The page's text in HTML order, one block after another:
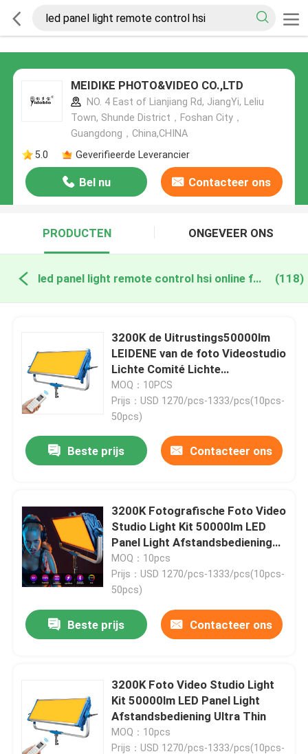
MEIDIKE PHOTO&VIDEO CO.,LTD
NO. 4 East of Lianjiang Rd, JiangYi, Leliu
Town, Shunde District，Foshan City，
Guangdong，China,CHINA
5.0
Geverifieerde Leverancier
Bel nu Contacteer ons
PRODUCTEN ONGEVEER ONS
led panel light remote control hsi online fabricage (118)
3200K de Uitrustings50000lm
LEIDENE van de foto Videostudio
Lichte Comité Lichte
Afstandsbediening ZIJN wijze
MOQ：10PCS
Prijs：USD 1270/pcs-1333/pcs(10pcs-
50pcs)
Beste prijs Contacteer ons
3200K Fotografische Foto Video
Studio Light Kit 50000lm LED
Panel Light Afstandsbediening
HSI Mode
MOQ：10pcs
Prijs：USD 1270/pcs-1333/pcs(10pcs-
50pcs)
Beste prijs Contacteer ons
3200K Foto Video Studio Light
Kit 50000lm LED Panel Light
Afstandsbediening Ultra Thin
MOQ：10pcs
Prijs：USD 1270/pcs-1333/pcs(10pcs-